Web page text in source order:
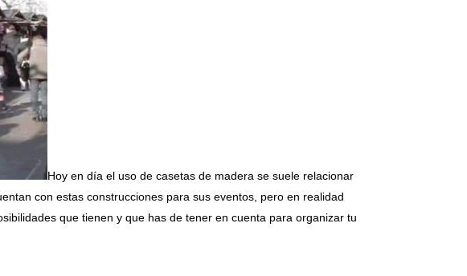
Hoy en día el uso de casetas de madera se suele relacionar
con estas construcciones para sus eventos, pero en realidad
que tienen y que has de tener en cuenta para organizar tu